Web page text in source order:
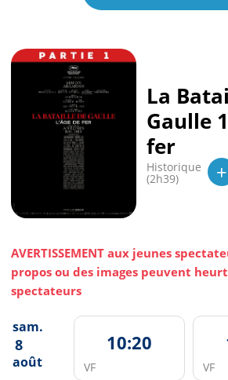
La
Gaulle
fer
Historique
(2h39) +
AVERTISSEMENT aux jeunes
propos ou des images peuvent
spectateurs
sam.
8
août
10:20
VF VF